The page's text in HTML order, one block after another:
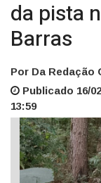
da pista
Barras
Por Da Redação
Publicado 16/
13:59